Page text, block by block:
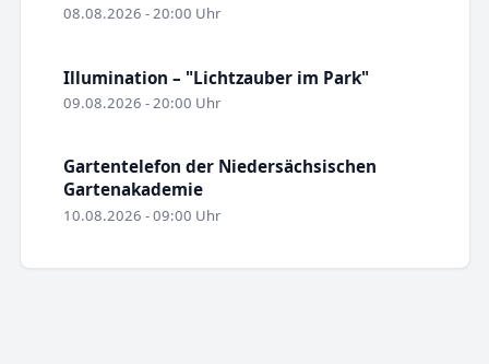
08.08.2026 - 20:00 Uhr
Illumination – "Lichtzauber im Park"
09.08.2026 - 20:00 Uhr
Gartentelefon der Niedersächsischen
Gartenakademie
10.08.2026 - 09:00 Uhr